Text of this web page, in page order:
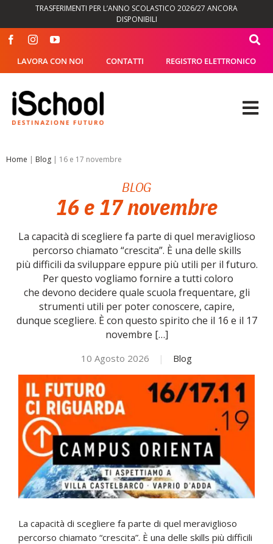
contenuto
TRASFERIMENTI PER L’ANNO SCOLASTICO 2026/27 ANCORA
DISPONIBILI
LAVORA CON NOI CONTATTI REGISTRO ELETTRONICO
ISCHOOL
NOVITÀ
ESAMI DI IDONEITÀ
Home | Blog| 16 e 17 novembre
BLOG
16 e 17 novembre
La capacità di scegliere fa parte di quel meraviglioso
percorso chiamato “crescita”. È una delle skills
più difficili da sviluppare eppure più utili per il futuro.
Per questo vogliamo fornire a tutti coloro
che devono decidere quale scuola frequentare, gli
strumenti utili per poter conoscere, capire,
dunque scegliere. È con questo spirito che il 16 e il 17
novembre […]
10 Agosto 2026 | Blog
La capacità di scegliere fa parte di quel meraviglioso
percorso chiamato “crescita”. È una delle skills più difficili